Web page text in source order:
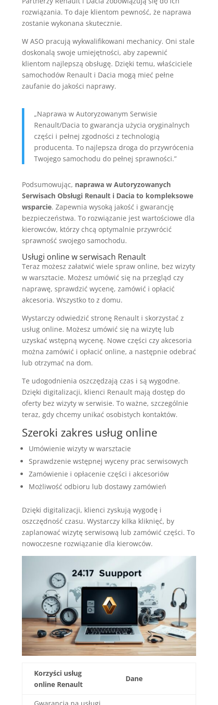
rozwiązania. To daje klientom pewność, że naprawa
zostanie wykonana skutecznie.
W ASO pracują wykwalifikowani mechanicy. Oni stale
doskonalą swoje umiejętności, aby zapewnić
klientom najlepszą obsługę. Dzięki temu, właściciele
samochodów Renault i Dacia mogą mieć pełne
zaufanie do jakości naprawy.
„Naprawa w Autoryzowanym Serwisie
Renault/Dacia to gwarancja użycia oryginalnych
części i pełnej zgodności z technologią
producenta. To najlepsza droga do przywrócenia
Twojego samochodu do pełnej sprawności.”
Podsumowując, naprawa w Autoryzowanych
Serwisach Obsługi Renault i Dacia to kompleksowe
wsparcie. Zapewnia wysoką jakość i gwarancję
bezpieczeństwa. To rozwiązanie jest wartościowe dla
kierowców, którzy chcą optymalnie przywrócić
sprawność swojego samochodu.
Usługi online w serwisach Renault
Teraz możesz załatwić wiele spraw online, bez wizyty
w warsztacie. Możesz umówić się na przegląd czy
naprawę, sprawdzić wycenę, zamówić i opłacić
akcesoria. Wszystko to z domu.
Wystarczy odwiedzić stronę Renault i skorzystać z
usług online. Możesz umówić się na wizytę lub
uzyskać wstępną wycenę. Nowe części czy akcesoria
można zamówić i opłacić online, a następnie odebrać
lub otrzymać na dom.
Te udogodnienia oszczędzają czas i są wygodne.
Dzięki digitalizacji, klienci Renault mają dostęp do
oferty bez wizyty w serwisie. To ważne, szczególnie
teraz, gdy chcemy unikać osobistych kontaktów.
Szeroki zakres usług online
Umówienie wizyty w warsztacie
Sprawdzenie wstępnej wyceny prac serwisowych
Zamówienie i opłacenie części i akcesoriów
Możliwość odbioru lub dostawy zamówień
Dzięki digitalizacji, klienci zyskują wygodę i
oszczędność czasu. Wystarczy kilka kliknięć, by
zaplanować wizytę serwisową lub zamówić części. To
nowoczesne rozwiązanie dla kierowców.
Korzyści usług
online Renault
Dane